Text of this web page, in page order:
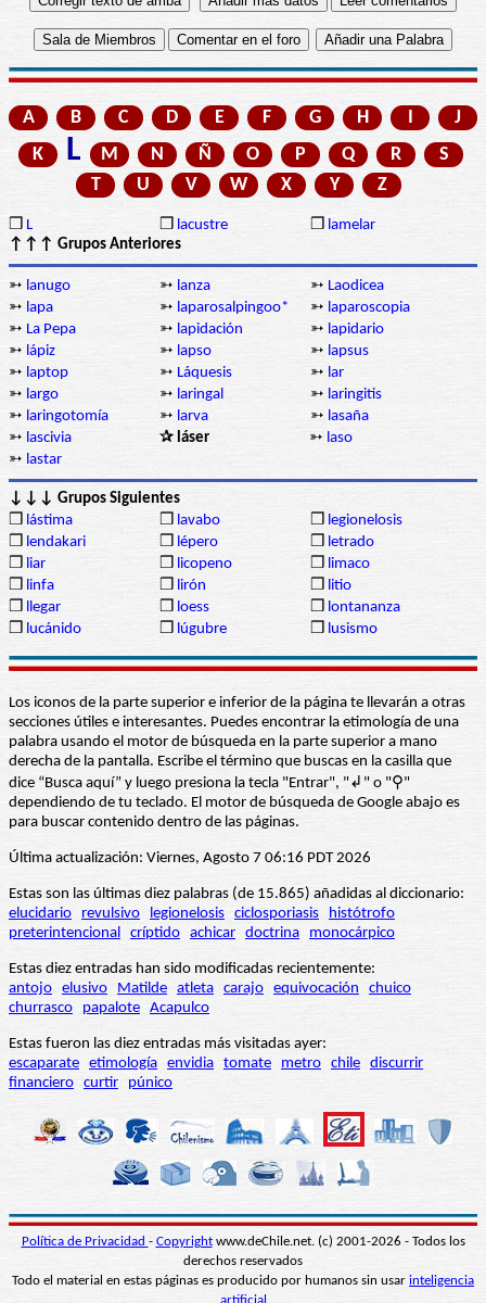
A B C D E F G H I
J
K
L M N Ñ O P Q R
S
T
U V W X Y Z
❒ L ❒ lacustre ❒ lamelar
↑↑↑ Grupos Anteriores
➳ lanugo ➳ lanza ➳ Laodicea
➳ lapa ➳ laparosalpingoo* ➳ laparoscopia
➳ La Pepa ➳ lapidación ➳ lapidario
➳ lápiz ➳ lapso ➳ lapsus
➳ laptop ➳ Láquesis ➳ lar
➳ largo ➳ laringal ➳ laringitis
➳ laringotomía ➳ larva ➳ lasaña
➳ lascivia ✰ láser ➳ laso
➳ lastar
↓↓↓ Grupos Siguientes
❒ lástima ❒ lavabo ❒ legionelosis
❒ lendakari ❒ lépero ❒ letrado
❒ liar ❒ licopeno ❒ limaco
❒ linfa ❒ lirón ❒ litio
❒ llegar ❒ loess ❒ lontananza
❒ lucánido ❒ lúgubre ❒ lusismo
Los iconos de la parte superior e inferior de la página te llevarán a otras
secciones útiles e interesantes. Puedes encontrar la etimología de una
palabra usando el motor de búsqueda en la parte superior a mano
derecha de la pantalla. Escribe el término que buscas en la casilla que
dice “Busca aquí” y luego presiona la tecla "Entrar", "↲" o "⚲"
dependiendo de tu teclado. El motor de búsqueda de Google abajo es
para buscar contenido dentro de las páginas.
Última actualización: Viernes, Agosto 7 06:16 PDT 2026
Estas son las últimas diez palabras (de 15.865) añadidas al diccionario:
elucidario
revulsivo legionelosis ciclosporiasis
histótrofo
preterintencional críptido achicar doctrina monocárpico
Estas diez entradas han sido modificadas recientemente:
antojo elusivo Matilde atleta carajo equivocación
chuico
churrasco
papalote Acapulco
Estas fueron las diez entradas más visitadas ayer:
escaparate etimología envidia tomate metro chile discurrir
financiero curtir púnico
Política de Privacidad - Copyrightwww.deChile.net. (c) 2001-2026 - Todos los
derechos reservados
Todo el material en estas páginas es producido por humanos sin usar inteligencia